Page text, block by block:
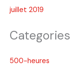
juillet 2019
Categories
500-heures